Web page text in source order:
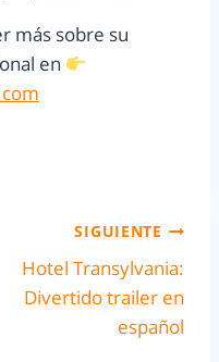
más sobre su
en
SIGUIENTE
Hotel Transylvania:
Divertido trailer en
español